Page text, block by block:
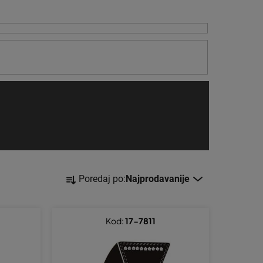
S
o Poredaj po:Najprodavanije
Kod:17-7811